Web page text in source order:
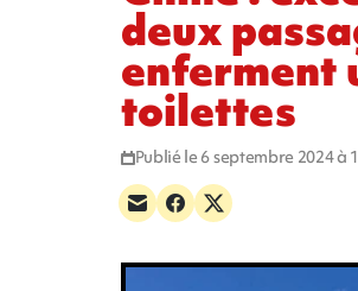
deux
enferment
toilettes
Publié le 6 septembre 2024 à